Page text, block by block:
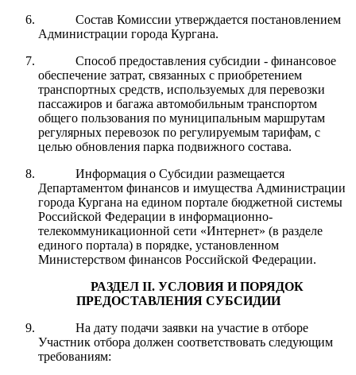
Состав Комиссии утверждается постановлением
Администрации города Кургана.
Способ предоставления субсидии - финансовое
обеспечение затрат, связанных с приобретением
транспортных средств, используемых для перевозки
пассажиров и багажа автомобильным транспортом
общего пользования по муниципальным маршрутам
регулярных перевозок по регулируемым тарифам, с
целью обновления парка подвижного состава.
Информация о Субсидии размещается
Департаментом финансов и имущества Администрации
города Кургана на едином портале бюджетной системы
Российской Федерации в информационно-
телекоммуникационной сети «Интернет» (в разделе
единого портала) в порядке, установленном
Министерством финансов Российской Федерации.
РАЗДЕЛ II. УСЛОВИЯ И ПОРЯДОК
ПРЕДОСТАВЛЕНИЯСУБСИДИИ
На дату подачи заявки на участие в отборе
Участник отбора должен соответствовать следующим
требованиям: